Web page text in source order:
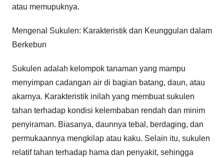
atau memupuknya.
Mengenal Sukulen: Karakteristik dan Keunggulan dalam
Berkebun
Sukulen adalah kelompok tanaman yang mampu
menyimpan cadangan air di bagian batang, daun, atau
akarnya. Karakteristik inilah yang membuat sukulen
tahan terhadap kondisi kelembaban rendah dan minim
penyiraman. Biasanya, daunnya tebal, berdaging, dan
permukaannya mengkilap atau kaku. Selain itu, sukulen
relatif tahan terhadap hama dan penyakit, sehingga